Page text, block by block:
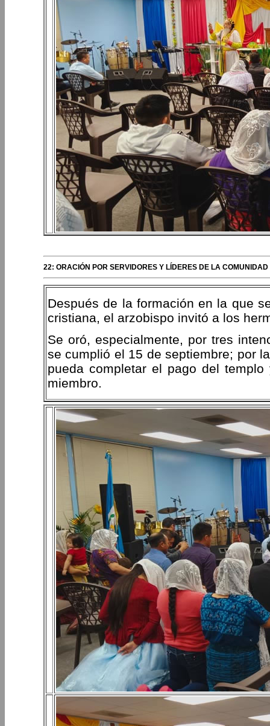
22: ORACIÓN POR SERVIDORES Y LÍDERES DE LA
Después de la formación en la que
cristiana, el arzobispo invitó a los
Se oró, especialmente, por tres
se cumplió el 15 de septiembre; por
pueda completar el pago del
miembro.